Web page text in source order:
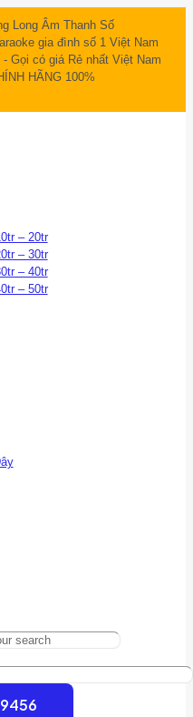
Long Âm Thanh Số
gia đình số 1 Việt Nam
Gọi có giá Rẻ nhất Việt Nam
HÃNG 100%
– 20tr
– 30tr
– 40tr
– 50tr